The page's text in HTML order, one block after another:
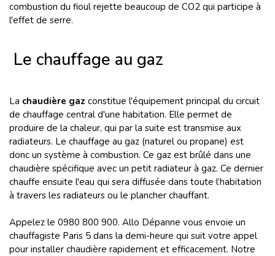
combustion du fioul rejette beaucoup de CO2 qui participe à
l'effet de serre.
Le chauffage au gaz
La chaudière gaz constitue l'équipement principal du circuit
de chauffage central d'une habitation. Elle permet de
produire de la chaleur, qui par la suite est transmise aux
radiateurs. Le chauffage au gaz (naturel ou propane) est
donc un système à combustion. Ce gaz est brûlé dans une
chaudière spécifique avec un petit radiateur à gaz. Ce dernier
chauffe ensuite l'eau qui sera diffusée dans toute l’habitation
à travers les radiateurs ou le plancher chauffant.
Appelez le 0980 800 900. Allo Dépanne vous envoie un
chauffagiste Paris 5 dans la demi-heure qui suit votre appel
pour installer chaudière rapidement et efficacement. Notre